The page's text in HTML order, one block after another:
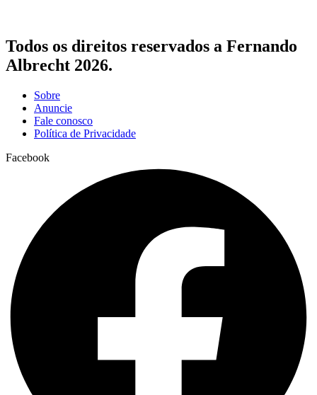
Todos os direitos reservados a Fernando
Albrecht 2026.
Sobre
Anuncie
Fale conosco
Política de Privacidade
Facebook